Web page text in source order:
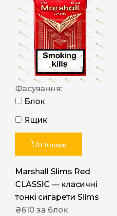
Фасування:
Блок
Ящик
В Кошик
Marshall Slims Red
CLASSIC — класичні
тонкі сигарети Slims
₴610 за блок